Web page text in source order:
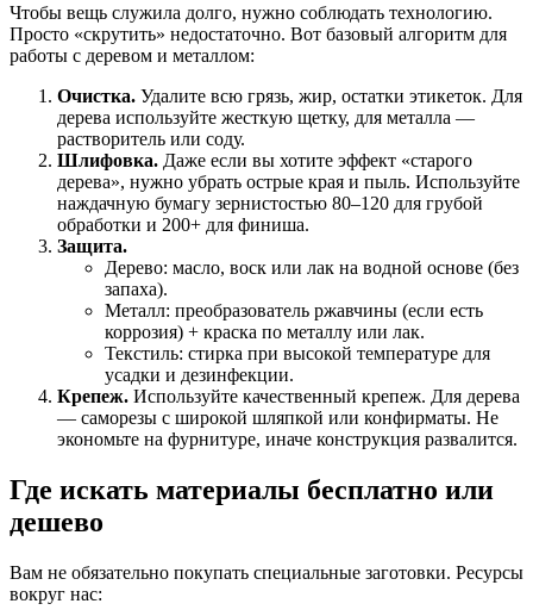
Чтобы вещь служила долго, нужно соблюдать технологию.
Просто «скрутить» недостаточно. Вот базовый алгоритм для
работы с деревом и металлом:
Очистка. Удалите всю грязь, жир, остатки этикеток. Для
дерева используйте жесткую щетку, для металла —
растворитель или соду.
Шлифовка. Даже если вы хотите эффект «старого
дерева», нужно убрать острые края и пыль. Используйте
наждачную бумагу зернистостью 80–120 для грубой
обработки и 200+ для финиша.
Защита.
Дерево: масло, воск или лак на водной основе (без
запаха).
Металл: преобразователь ржавчины (если есть
коррозия) + краска по металлу или лак.
Текстиль: стирка при высокой температуре для
усадки и дезинфекции.
Крепеж. Используйте качественный крепеж. Для дерева
— саморезы с широкой шляпкой или конфирматы. Не
экономьте на фурнитуре, иначе конструкция развалится.
Где искать материалы бесплатно или
дешево
Вам не обязательно покупать специальные заготовки. Ресурсы
вокруг нас: